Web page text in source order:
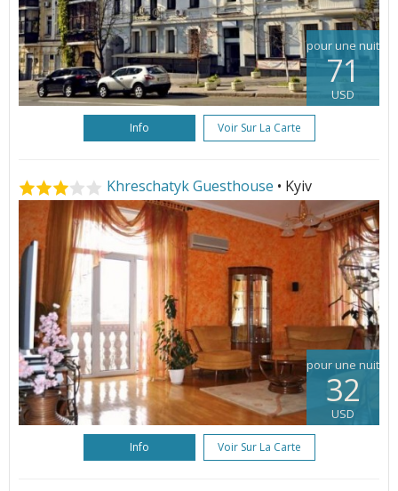
pour une nuit
71
USD
Info Voir Sur La Carte
Khreschatyk Guesthouse • Kyiv
pour une nuit
32
USD
Info Voir Sur La Carte